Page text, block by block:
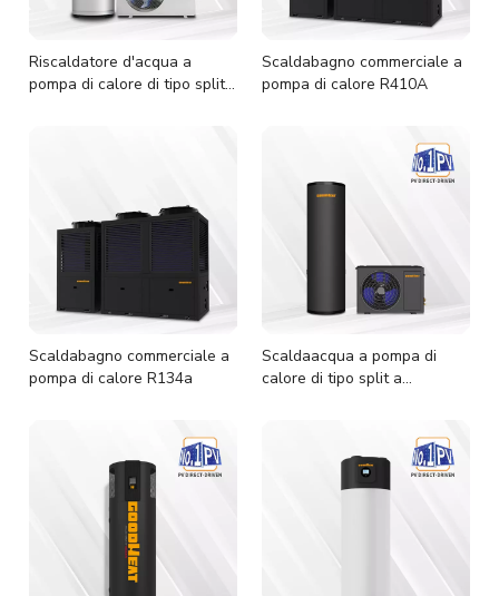
Riscaldatore d'acqua a
pompa di calore di tipo split
Scaldabagno commerciale a
pompa di calore R410A
Scaldabagno commerciale a
pompa di calore R134a
Scaldaacqua a pompa di
calore di tipo split a